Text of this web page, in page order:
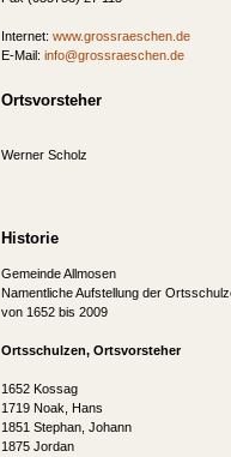
Internet: www.grossraeschen.de
E-Mail: info@grossraeschen.de
Ortsvorsteher
Werner Scholz
Historie
Gemeinde Allmosen
Namentliche Aufstellung der
von 1652 bis 2009
Ortsschulzen, Ortsvorsteher
1652 Kossag
1719 Noak, Hans
1851 Stephan, Johann
1875 Jordan